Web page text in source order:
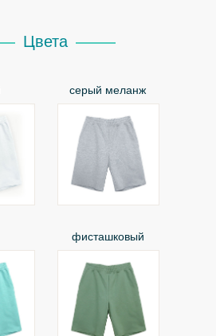
Цвета
серый меланж
фисташковый